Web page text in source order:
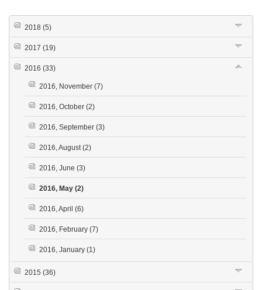
2018 (5)
2017 (19)
2016 (33)
2016, November (7)
2016, October (2)
2016, September (3)
2016, August(2)
2016, June (3)
2016, May (2)
2016, April (6)
2016, February (7)
2016, January (1)
2015 (36)